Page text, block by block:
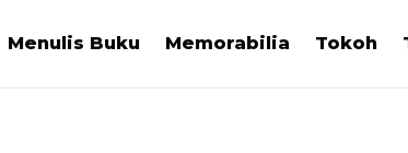
Menulis Buku Memorabilia Tokoh